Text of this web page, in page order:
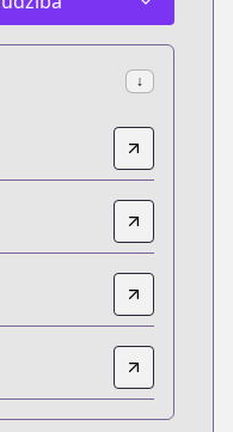
↓
d803df2d-9706-41ed-
B0BS98DGFJ
manga/almark